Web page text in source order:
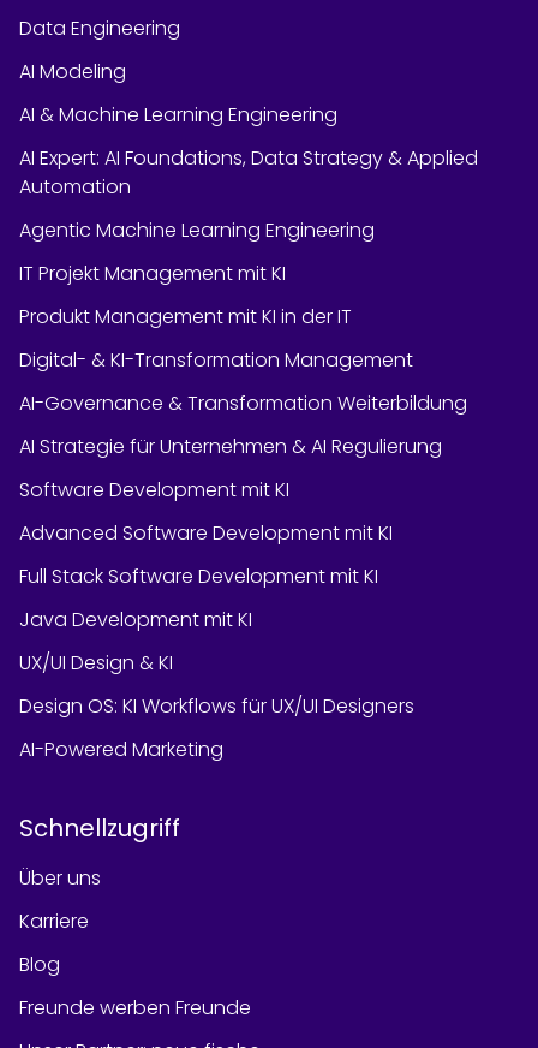
Data Engineering
AI Modeling
AI & Machine Learning Engineering
AI Expert: AI Foundations, Data Strategy & Applied
Automation
Agentic Machine Learning Engineering
IT Projekt Management mit KI
Produkt Management mit KI in der IT
Digital- & KI-Transformation Management
AI-Governance & Transformation Weiterbildung
AI Strategie für Unternehmen & AI Regulierung
Software Development mit KI
Advanced Software Development mit KI
Full Stack Software Development mit KI
Java Development mit KI
UX/UI Design & KI
Design OS: KI Workflows für UX/UI Designers
AI-Powered Marketing
Schnellzugriff
Über uns
Karriere
Blog
Freunde werben Freunde